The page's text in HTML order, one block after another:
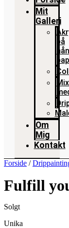
Mit
Galleri
på
Om
Mig
Kontakt
Forside /
Fulfill
Solgt
Unika